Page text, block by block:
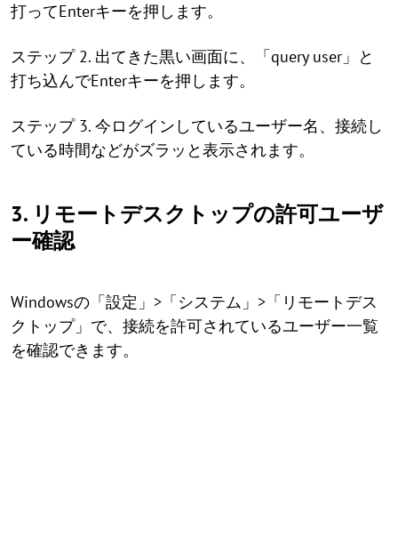
打ってEnterキーを押します。
ステップ 2. 出てきた黒い画面に、「query user」と
打ち込んでEnterキーを押します。
ステップ 3. 今ログインしているユーザー名、接続し
ている時間などがズラッと表示されます。
3. リモートデスクトップの許可ユーザ
ー確認
Windowsの「設定」>「システム」>「リモートデス
クトップ」で、接続を許可されているユーザー一覧
を確認できます。